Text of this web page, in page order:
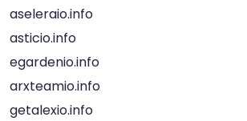
aseleraio.info
asticio.info
egardenio.info
arxteamio.info
getalexio.info